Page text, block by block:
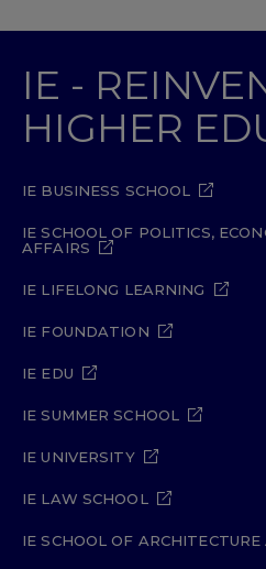
IE -
HIGHER
IE BUSINESS SCHOOL
IE SCHOOL OF POLITICS,
AFFAIRS
IE LIFELONG LEARNING
IE FOUNDATION
IE EDU
IE SUMMER SCHOOL
IE UNIVERSITY
IE LAW SCHOOL
IE SCHOOL OF